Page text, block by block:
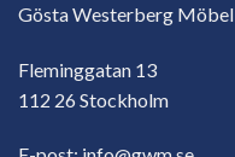
Gösta Westerberg Möbel
Fleminggatan 13
112 26 Stockholm